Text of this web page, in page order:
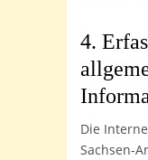
4.
Die
Sachsen-